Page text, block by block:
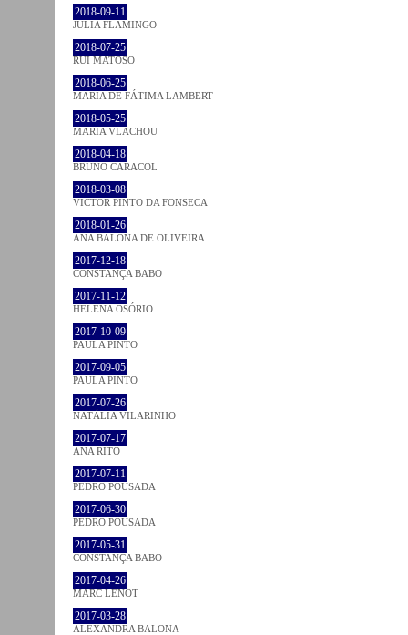
2018-09-11
JULIA FLAMINGO
2018-07-25
RUI MATOSO
2018-06-25
MARIA DE FÁTIMA LAMBERT
2018-05-25
MARIA VLACHOU
2018-04-18
BRUNO CARACOL
2018-03-08
VICTOR PINTO DA FONSECA
2018-01-26
ANA BALONA DE OLIVEIRA
2017-12-18
CONSTANÇA BABO
2017-11-12
HELENA OSÓRIO
2017-10-09
PAULA PINTO
2017-09-05
PAULA PINTO
2017-07-26
NATÁLIA VILARINHO
2017-07-17
ANA RITO
2017-07-11
PEDRO POUSADA
2017-06-30
PEDRO POUSADA
2017-05-31
CONSTANÇA BABO
2017-04-26
MARC LENOT
2017-03-28
ALEXANDRA BALONA